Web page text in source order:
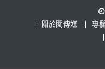
關於閱傳媒
專